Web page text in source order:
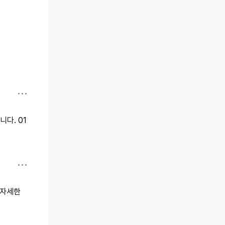
다. 01
세한